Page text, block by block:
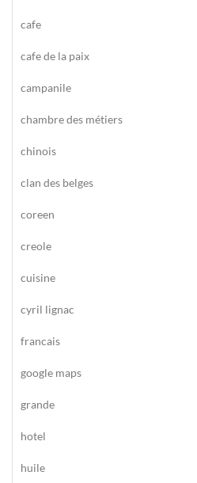
cafe
cafe de la paix
campanile
chambre des métiers
chinois
clan des belges
coreen
creole
cuisine
cyril lignac
francais
google maps
grande
hotel
huile